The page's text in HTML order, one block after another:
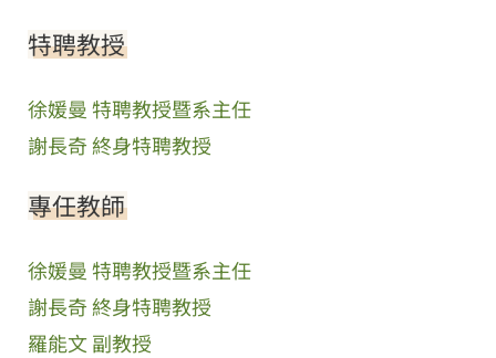
特聘教授
徐媛曼 特聘教授暨系主任
謝長奇 終身特聘教授
專任教師
徐媛曼 特聘教授暨系主任
謝長奇 終身特聘教授
羅能文 副教授